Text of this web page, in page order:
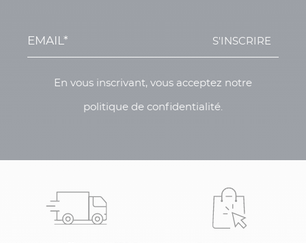
S'INSCRIRE
En vous inscrivant, vous acceptez notre
politique de confidentialité.